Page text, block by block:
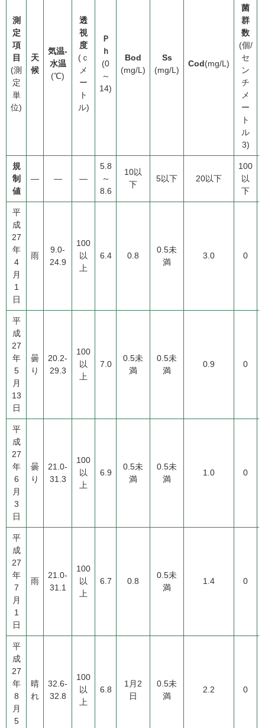
測
定
項
目
(測
定
単
位)
天
候
気温-
水温
(℃)
透
視
度
(ｃ
メ
ー
ト
ル)
Ｐ
ｈ
(0
～
14)
Bod
(mg/L)
Ss
(mg/L)
Cod(mg/L)
菌
群
数
(個/
セ
ン
チ
メ
ー
ト
ル
3)
規
制
値
― ― ―
5.8
～
8.6
10以
下
5以下 20以下
100
以
下
平
成
27
年
4
月
1
日
雨
9.0-
24.9
100
以
上
6.4 0.8
0.5未
満
3.0 0
平
成
27
年
5
月
13
日
曇
り
20.2-
29.3
100
以
上
7.0
0.5未
満
0.5未
満
0.9 0
平
成
27
年
6
月
3
日
曇
り
21.0-
31.3
100
以
上
6.9
0.5未
満
0.5未
満
1.0 0
平
成
27
年
7
月
1
日
雨
21.0-
31.1
100
以
上
6.7 0.8
0.5未
満
1.4 0
平
成
27
年
8
月
5
晴
れ
32.6-
32.8
100
以
上
6.8
1月2
日
0.5未
満
2.2 0